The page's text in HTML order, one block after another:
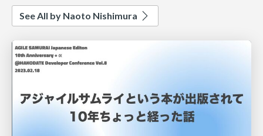
See All by Naoto Nishimura